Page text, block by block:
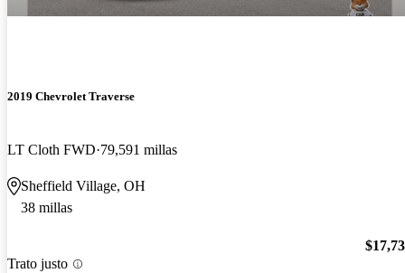
2019 Chevrolet Traverse
LT Cloth FWD 79,591 millas
Sheffield Village, OH
38 millas
Trato justo